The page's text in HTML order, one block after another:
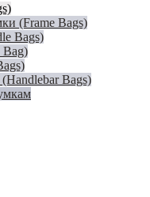
(Frame Bags)
Bags)
Bags)